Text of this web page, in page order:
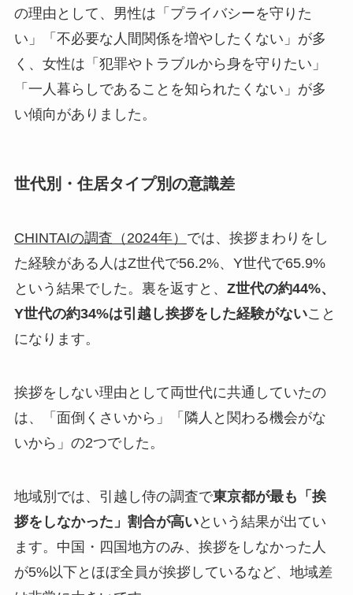
の理由として、男性は「プライバシーを守りた
い」「不必要な人間関係を増やしたくない」が多
く、女性は「犯罪やトラブルから身を守りたい」
「一人暮らしであることを知られたくない」が多
い傾向がありました。
世代別・住居タイプ別の意識差
CHINTAIの調査（2024年） では、挨拶まわりをし
た経験がある人はZ世代で56.2%、Y世代で65.9%
という結果でした。裏を返すと、 Z世代の約44%、
Y世代の約34%は引越し挨拶をした経験がないこと
になります。
挨拶をしない理由として両世代に共通していたの
は、「面倒くさいから」「隣人と関わる機会がな
いから」の2つでした。
地域別では、引越し侍の調査で東京都が最も「挨
拶をしなかった」割合が高いという結果が出てい
ます。中国・四国地方のみ、挨拶をしなかった人
が5%以下とほぼ全員が挨拶しているなど、地域差